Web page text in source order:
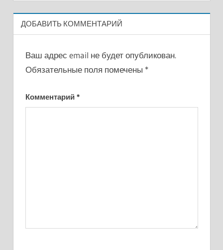
ДОБАВИТЬ КОММЕНТАРИЙ
Ваш адрес email не будет опубликован.
Обязательные поля помечены *
Комментарий *